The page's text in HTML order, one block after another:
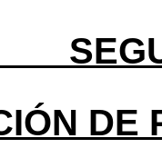
DE